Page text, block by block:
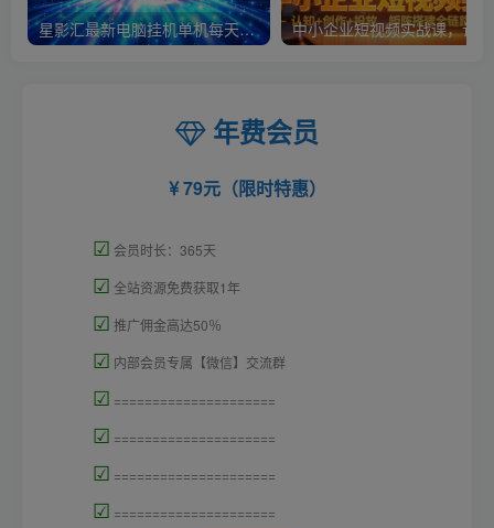
星影汇最新电脑挂机单机每天300+团队管道收益轻松日入1000+
年费会员
79元（限时特惠）
☑ 会员时长：365天
☑ 全站资源免费获取1年
☑ 推广佣金高达50％
☑ 内部会员专属【微信】交流群
☑ =====================
☑ =====================
☑ =====================
☑ =====================